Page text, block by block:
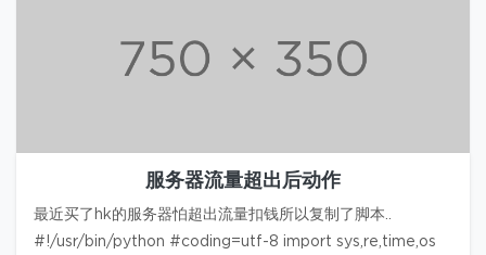
服务器流量超出后动作
最近买了hk的服务器怕超出流量扣钱所以复制了脚本..
#!/usr/bin/python #coding=utf-8 import sys,re,time,os